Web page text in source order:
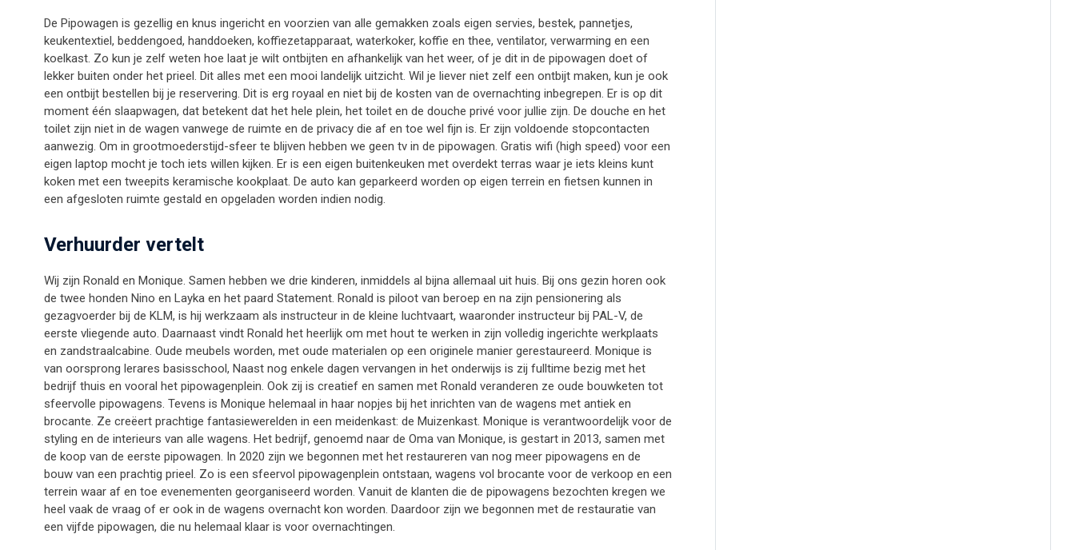
De Pipowagen is gezellig en knus ingericht en voorzien van alle gemakken zoals eigen servies, bestek, pannetjes,
keukentextiel, beddengoed, handdoeken, koffiezetapparaat, waterkoker, koffie en thee, ventilator, verwarming en een
koelkast. Zo kun je zelf weten hoe laat je wilt ontbijten en afhankelijk van het weer, of je dit in de pipowagen doet of
lekker buiten onder het prieel. Dit alles met een mooi landelijk uitzicht. Wil je liever niet zelf een ontbijt maken, kun je ook
een ontbijt bestellen bij je reservering. Dit is erg royaal en niet bij de kosten van de overnachting inbegrepen. Er is op dit
moment één slaapwagen, dat betekent dat het hele plein, het toilet en de douche privé voor jullie zijn. De douche en het
toilet zijn niet in de wagen vanwege de ruimte en de privacy die af en toe wel fijn is. Er zijn voldoende stopcontacten
aanwezig. Om in grootmoederstijd-sfeer te blijven hebben we geen tv in de pipowagen. Gratis wifi (high speed) voor een
eigen laptop mocht je toch iets willen kijken. Er is een eigen buitenkeuken met overdekt terras waar je iets kleins kunt
koken met een tweepits keramische kookplaat. De auto kan geparkeerd worden op eigen terrein en fietsen kunnen in
een afgesloten ruimte gestald en opgeladen worden indien nodig.
Verhuurder vertelt
Wij zijn Ronald en Monique. Samen hebben we drie kinderen, inmiddels al bijna allemaal uit huis. Bij ons gezin horen ook
de twee honden Nino en Layka en het paard Statement. Ronald is piloot van beroep en na zijn pensionering als
gezagvoerder bij de KLM, is hij werkzaam als instructeur in de kleine luchtvaart, waaronder instructeur bij PAL-V, de
eerste vliegende auto. Daarnaast vindt Ronald het heerlijk om met hout te werken in zijn volledig ingerichte werkplaats
en zandstraalcabine. Oude meubels worden, met oude materialen op een originele manier gerestaureerd. Monique is
van oorsprong lerares basisschool, Naast nog enkele dagen vervangen in het onderwijs is zij fulltime bezig met het
bedrijf thuis en vooral het pipowagenplein. Ook zij is creatief en samen met Ronald veranderen ze oude bouwketen tot
sfeervolle pipowagens. Tevens is Monique helemaal in haar nopjes bij het inrichten van de wagens met antiek en
brocante. Ze creëert prachtige fantasiewerelden in een meidenkast: de Muizenkast. Monique is verantwoordelijk voor de
styling en de interieurs van alle wagens. Het bedrijf, genoemd naar de Oma van Monique, is gestart in 2013, samen met
de koop van de eerste pipowagen. In 2020 zijn we begonnen met het restaureren van nog meer pipowagens en de
bouw van een prachtig prieel. Zo is een sfeervol pipowagenplein ontstaan, wagens vol brocante voor de verkoop en een
terrein waar af en toe evenementen georganiseerd worden. Vanuit de klanten die de pipowagens bezochten kregen we
heel vaak de vraag of er ook in de wagens overnacht kon worden. Daardoor zijn we begonnen met de restauratie van
een vijfde pipowagen, die nu helemaal klaar is voor overnachtingen.